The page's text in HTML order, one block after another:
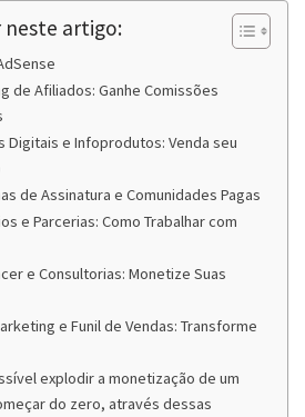
neste artigo:
de Afiliados: Ganhe Comissões
Digitais e Infoprodutos: Venda seu
de Assinatura e Comunidades Pagas
e Parcerias: Como Trabalhar com
e Consultorias: Monetize Suas
e Funil de Vendas: Transforme
explodir a monetização de um
do zero, através dessas